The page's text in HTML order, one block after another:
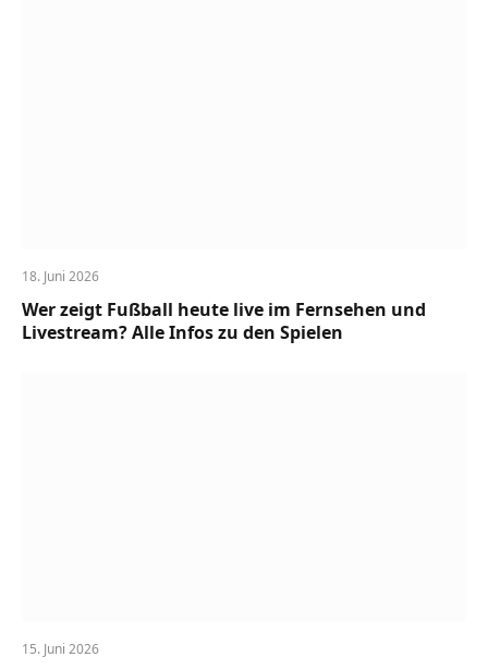
18. Juni 2026
Wer zeigt Fußball heute live im Fernsehen und
Livestream? Alle Infos zu den Spielen
15. Juni 2026